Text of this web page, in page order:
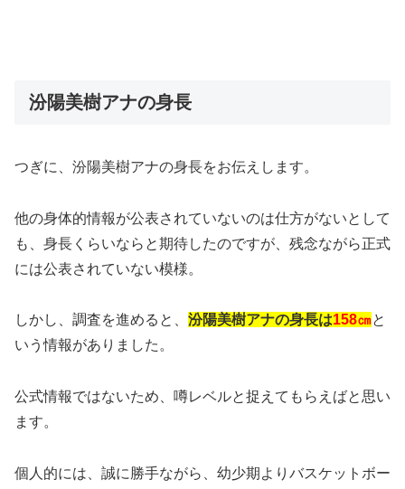
汾陽美樹アナの身長
つぎに、汾陽美樹アナの身長をお伝えします。
他の身体的情報が公表されていないのは仕方がないとして
も、身長くらいならと期待したのですが、残念ながら正式
には公表されていない模様。
しかし、調査を進めると、 汾陽美樹アナの身長は158㎝と
いう情報がありました。
公式情報ではないため、噂レベルと捉えてもらえばと思い
ます。
個人的には、誠に勝手ながら、幼少期よりバスケットボー